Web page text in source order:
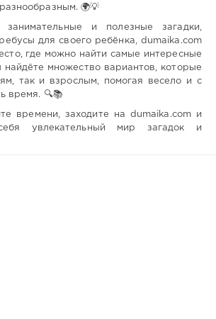
🌍💡
и полезные загадки,
для своего ребёнка, dumaika.com
где можно найти самые интересные
найдёте множество вариантов, которые
так и взрослым, помогая весело и с
время. 🔍📚
времени, заходите на dumaika.com и
увлекательный мир загадок и